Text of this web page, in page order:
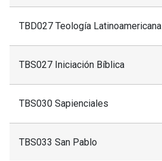
TBD027 Teología Latinoamericana
TBS027 Iniciación Bíblica
TBS030 Sapienciales
TBS033 San Pablo